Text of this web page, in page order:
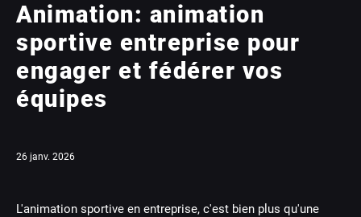
Animation: animation
sportive entreprise pour
engager et fédérer vos
équipes
26 janv. 2026
L'animation sportive en entreprise, c'est bien plus qu'une